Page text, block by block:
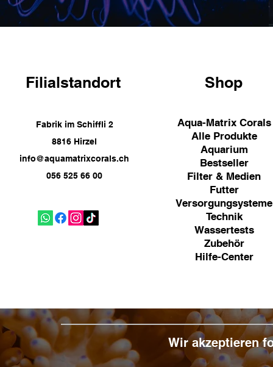
Filialstandort
Fabrik im Schiffli 2
8816 Hirzel
info@aquamatrixcorals.ch
056 525 66 00
Shop
Aqua-Matrix Corals
Alle Produkte
Aquarium
Bestseller
Filter & Medien
Futter
Versorgungsysteme
Technik
Wassertests
Zubehör
Hilfe-Center
Wir akzeptieren